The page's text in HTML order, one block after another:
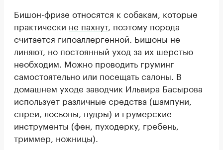
Бишон-фризе относятся к собакам, которые
практически не пахнут, поэтому порода
считается гипоаллергенной. Бишоны не
линяют, но постоянный уход за их шерстью
необходим. Можно проводить груминг
самостоятельно или посещать салоны. В
домашнем уходе заводчик Ильвира Басырова
использует различные средства (шампуни,
спреи, лосьоны, пудры) и грумерские
инструменты (фен, пуходерку, гребень,
триммер, ножницы).